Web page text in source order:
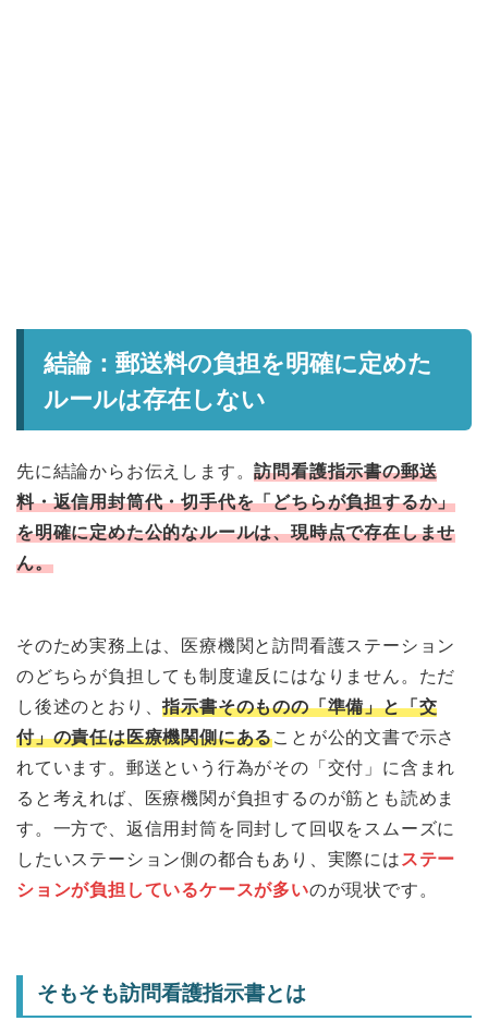
結論：郵送料の負担を明確に定めた
ルールは存在しない
先に結論からお伝えします。訪問看護指示書の郵送
料・返信用封筒代・切手代を「どちらが負担するか」
を明確に定めた公的なルールは、現時点で存在しませ
ん。
そのため実務上は、医療機関と訪問看護ステーション
のどちらが負担しても制度違反にはなりません。ただ
し後述のとおり、指示書そのものの「準備」と「交
付」の責任は医療機関側にあることが公的文書で示さ
れています。郵送という行為がその「交付」に含まれ
ると考えれば、医療機関が負担するのが筋とも読めま
す。一方で、返信用封筒を同封して回収をスムーズに
したいステーション側の都合もあり、実際には ステー
ションが負担しているケースが多いのが現状です。
そもそも訪問看護指示書とは